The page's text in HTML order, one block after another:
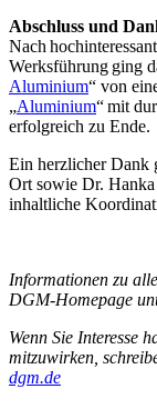
Abschluss und
Nach
Werksführung ging
Aluminium“ von
„Aluminium“ mit
erfolgreich zu Ende.
Ein herzlicher Dank
Ort sowie Dr.
inhaltliche
Informationen zu
DGM-Homepage
Wenn Sie Interesse
mitzuwirken,
dgm.de